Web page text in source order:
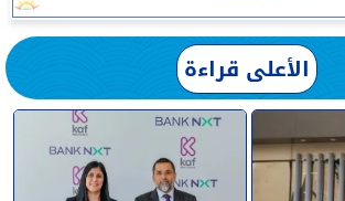
الأعلى قراءة